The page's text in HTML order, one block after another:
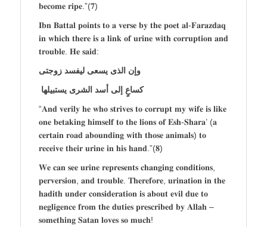
𝐛𝐞𝐜𝐨𝐦𝐞 𝐫𝐢𝐩𝐞.”(𝟕)
𝐈𝐛𝐧 𝐁𝐚𝐭𝐭𝐚𝐥 𝐩𝐨𝐢𝐧𝐭𝐬 𝐭𝐨 𝐚 𝐯𝐞𝐫𝐬𝐞 𝐛𝐲 𝐭𝐡𝐞 𝐩𝐨𝐞𝐭 𝐚𝐥-𝐅𝐚𝐫𝐚𝐳𝐝𝐚𝐪
𝐢𝐧 𝐰𝐡𝐢𝐜𝐡 𝐭𝐡𝐞𝐫𝐞 𝐢𝐬 𝐚 𝐥𝐢𝐧𝐤 𝐨𝐟 𝐮𝐫𝐢𝐧𝐞 𝐰𝐢𝐭𝐡 𝐜𝐨𝐫𝐫𝐮𝐩𝐭𝐢𝐨𝐧 𝐚𝐧𝐝
𝐭𝐫𝐨𝐮𝐛𝐥𝐞. 𝐇𝐞 𝐬𝐚𝐢𝐝:
وإن الذى يسعى ليفسد زوجتى
كساعٍ إلى أسد الشرى يستبيلها
“𝐀𝐧𝐝 𝐯𝐞𝐫𝐢𝐥𝐲 𝐡𝐞 𝐰𝐡𝐨 𝐬𝐭𝐫𝐢𝐯𝐞𝐬 𝐭𝐨 𝐜𝐨𝐫𝐫𝐮𝐩𝐭 𝐦𝐲 𝐰𝐢𝐟𝐞 𝐢𝐬 𝐥𝐢𝐤𝐞
𝐨𝐧𝐞 𝐛𝐞𝐭𝐚𝐤𝐢𝐧𝐠 𝐡𝐢𝐦𝐬𝐞𝐥𝐟 𝐭𝐨 𝐭𝐡𝐞 𝐥𝐢𝐨𝐧𝐬 𝐨𝐟 𝐄𝐬𝐡-𝐒𝐡𝐚𝐫𝐚’ (𝐚
𝐜𝐞𝐫𝐭𝐚𝐢𝐧 𝐫𝐨𝐚𝐝 𝐚𝐛𝐨𝐮𝐧𝐝𝐢𝐧𝐠 𝐰𝐢𝐭𝐡 𝐭𝐡𝐨𝐬𝐞 𝐚𝐧𝐢𝐦𝐚𝐥𝐬) 𝐭𝐨
𝐫𝐞𝐜𝐞𝐢𝐯𝐞 𝐭𝐡𝐞𝐢𝐫 𝐮𝐫𝐢𝐧𝐞 𝐢𝐧 𝐡𝐢𝐬 𝐡𝐚𝐧𝐝.”(𝟖)
𝐖𝐞 𝐜𝐚𝐧 𝐬𝐞𝐞 𝐮𝐫𝐢𝐧𝐞 𝐫𝐞𝐩𝐫𝐞𝐬𝐞𝐧𝐭𝐬 𝐜𝐡𝐚𝐧𝐠𝐢𝐧𝐠 𝐜𝐨𝐧𝐝𝐢𝐭𝐢𝐨𝐧𝐬,
𝐩𝐞𝐫𝐯𝐞𝐫𝐬𝐢𝐨𝐧, 𝐚𝐧𝐝 𝐭𝐫𝐨𝐮𝐛𝐥𝐞. 𝐓𝐡𝐞𝐫𝐞𝐟𝐨𝐫𝐞, 𝐮𝐫𝐢𝐧𝐚𝐭𝐢𝐨𝐧 𝐢𝐧 𝐭𝐡𝐞
𝐡𝐚𝐝𝐢𝐭𝐡 𝐮𝐧𝐝𝐞𝐫 𝐜𝐨𝐧𝐬𝐢𝐝𝐞𝐫𝐚𝐭𝐢𝐨𝐧 𝐢𝐬 𝐚𝐛𝐨𝐮𝐭 𝐞𝐯𝐢𝐥 𝐝𝐮𝐞 𝐭𝐨
𝐧𝐞𝐠𝐥𝐢𝐠𝐞𝐧𝐜𝐞 𝐟𝐫𝐨𝐦 𝐭𝐡𝐞 𝐝𝐮𝐭𝐢𝐞𝐬 𝐩𝐫𝐞𝐬𝐜𝐫𝐢𝐛𝐞𝐝 𝐛𝐲 𝐀𝐥𝐥𝐚𝐡 –
𝐬𝐨𝐦𝐞𝐭𝐡𝐢𝐧𝐠 𝐒𝐚𝐭𝐚𝐧 𝐥𝐨𝐯𝐞𝐬 𝐬𝐨 𝐦𝐮𝐜𝐡!